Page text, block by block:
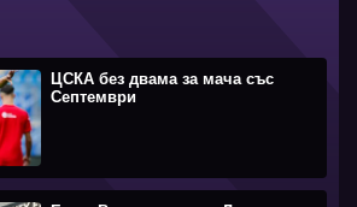
ЦСКА без двама за мача със
Септември